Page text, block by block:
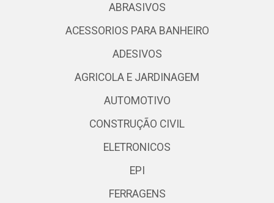
ABRASIVOS
ACESSORIOS PARA BANHEIRO
ADESIVOS
AGRICOLA E JARDINAGEM
AUTOMOTIVO
CONSTRUÇÃO CIVIL
ELETRONICOS
EPI
FERRAGENS